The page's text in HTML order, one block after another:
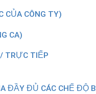
CỦA CÔNG TY)
CA)
TRỰC TIẾP
ĐỦ CÁC CHẾ ĐỘ